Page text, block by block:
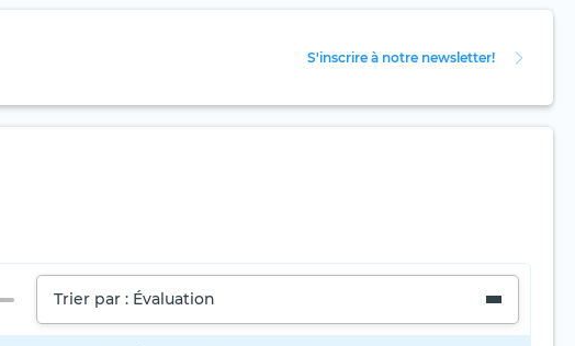
S'inscrire à notre newsletter!
Trier par : Évaluation